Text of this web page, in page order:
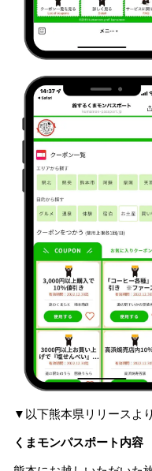
▼以下熊本県リリースよ
くまモンパスポート内容